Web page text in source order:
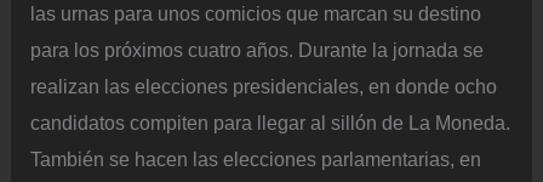
las urnas para unos comicios que marcan su destino
para los próximos cuatro años. Durante la jornada se
realizan las elecciones presidenciales, en donde ocho
candidatos compiten para llegar al sillón de La Moneda.
También se hacen las elecciones parlamentarias, en